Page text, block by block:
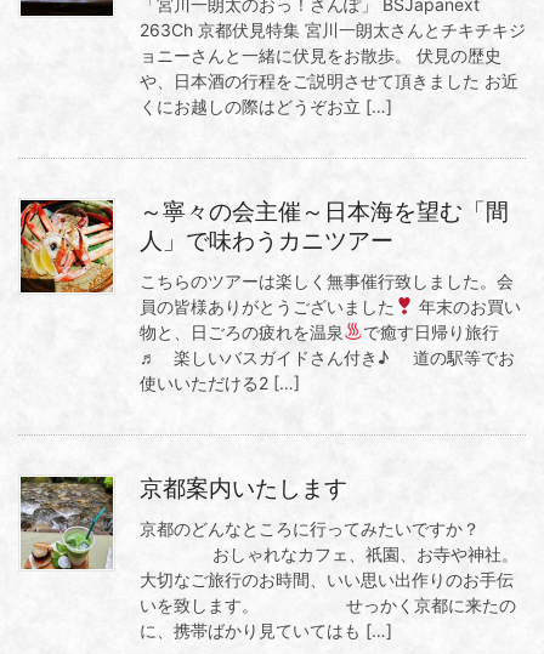
263Ch 京都伏見特集 宮川一朗太さんとチキチキジ
ョニーさんと一緒に伏見をお散歩。 伏見の歴史
や、日本酒の行程をご説明させて頂きました お近
くにお越しの際はどうぞお立 […]
～寧々の会主催～日本海を望む「間
人」で味わうカニツアー
こちらのツアーは楽しく無事催行致しました。会
員の皆様ありがとうございました
年末のお買い
物と、日ごろの疲れを温泉
で癒す日帰り旅行
♬ 楽しいバスガイドさん付き♪ 道の駅等でお
使いいただける2 […]
京都案内いたします
京都のどんなところに行ってみたいですか？
おしゃれなカフェ、祇園、お寺や神社。
大切なご旅行のお時間、いい思い出作りのお手伝
いを致します。 せっかく京都に来たの
に、携帯ばかり見ていてはも […]